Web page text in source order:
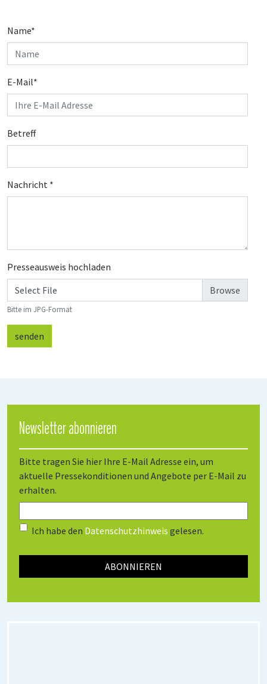
Name*
E-Mail*
Betreff
Nachricht *
Presseausweis hochladen
Select File
Bitte im JPG-Format
senden
Newsletter abonnieren
Bitte tragen Sie hier Ihre E-Mail Adresse ein, um
aktuelle Pressekonditionen und Angebote per E-Mail zu
erhalten.
Ich habe den Datenschutzhinweis gelesen.